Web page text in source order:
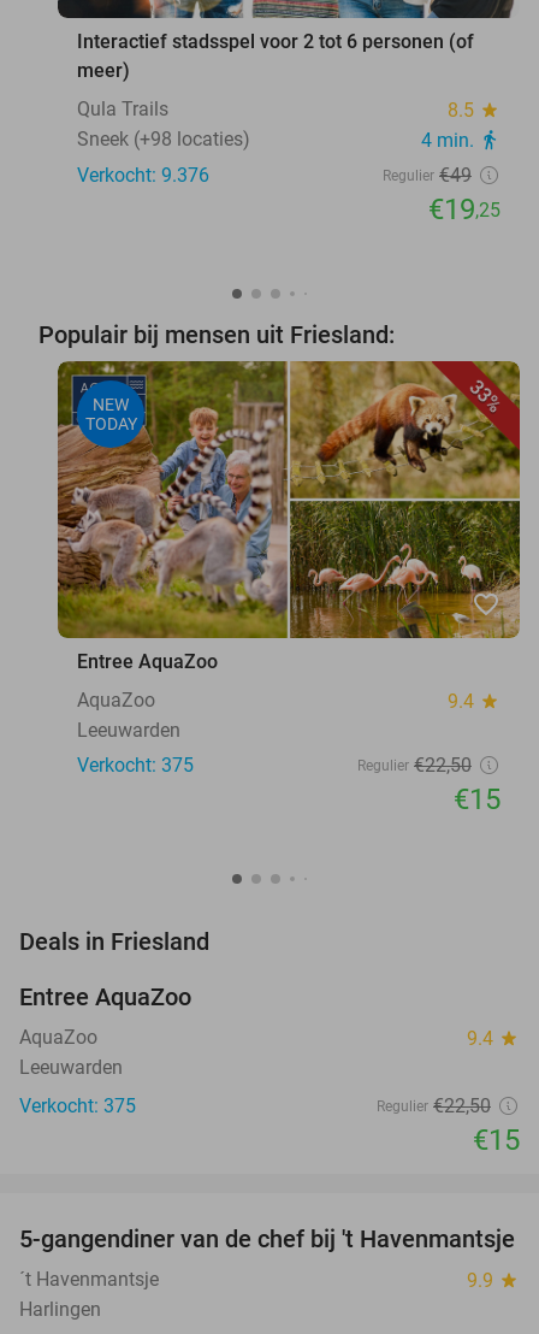
Interactief stadsspel voor 2 tot 6 personen (of
meer)
Qula Trails
8.5 star
Sneek (+98 locaties) 4 min. directions_walk
Verkocht: 9.376 Regulier €49
€19,25
Populair bij mensen uit Friesland:
33%
NEW
TODAY
favorite_border
Entree AquaZoo
AquaZoo
9.4 star
Leeuwarden
Verkocht: 375
Regulier €22,50
€15
Deals in Friesland
TODAY
Entree AquaZoo
AquaZoo 9.4 star
Leeuwarden
Verkocht: 375
Regulier €22,50
€15
34%
5-gangendiner van de chef bij 't Havenmantsje
´t Havenmantsje 9.9 star
Harlingen